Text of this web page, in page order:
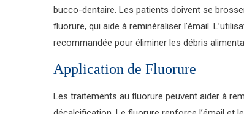
bucco-dentaire. Les patients doivent se
fluorure, qui aide à reminéraliser l’émail.
recommandée pour éliminer les débris
Application de Fluorure
Les traitements au fluorure peuvent aider à